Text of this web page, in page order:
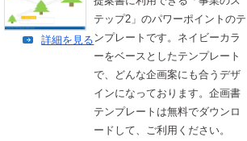
テップ2」のパワーポイントのテ
ンプレートです。ネイビーカラ
ーをベースとしたテンプレート
で、どんな企画案にも合うデザ
インになっております。企画書
テンプレートは無料でダウンロ
ードして、ご利用ください。
詳細を見る